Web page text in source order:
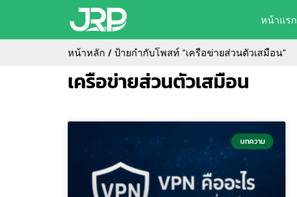
หน้าแรก
หน้าหลัก / ป้ายกำกับโพสท์ “เครือข่ายส่วนตัวเสมือน”
เครือข่ายส่วนตัวเสมือน
บทความ